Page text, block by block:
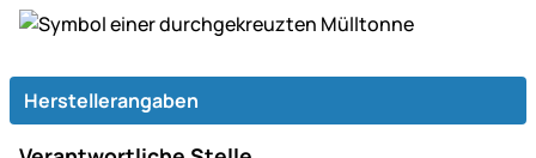
Herstellerangaben